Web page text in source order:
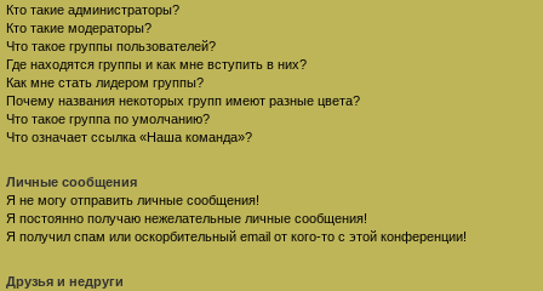
Кто такие администраторы?
Кто такие модераторы?
Что такое группы пользователей?
Где находятся группы и как мне вступить в них?
Как мне стать лидером группы?
Почему названия некоторых групп имеют разные цвета?
Что такое группа по умолчанию?
Что означает ссылка «Наша команда»?
Личные сообщения
Я не могу отправить личные сообщения!
Я постоянно получаю нежелательные личные сообщения!
Я получил спам или оскорбительный email от кого-то с этой конференции!
Друзья и недруги